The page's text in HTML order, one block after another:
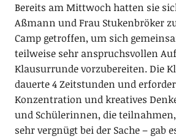
Bereits am Mittwoch hatten sie
Aßmann und Frau Stukenbröker
Camp getroffen, um sich
teilweise sehr anspruchsvollen
Klausurrunde vorzubereiten. Die
dauerte 4 Zeitstunden und
Konzentration und kreatives
und Schülerinnen, die
sehr vergnügt bei der Sache – gab